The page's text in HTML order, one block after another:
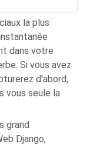
la plus
dans votre
Si vous avez
d'abord,
vous seule la
grand
Django,